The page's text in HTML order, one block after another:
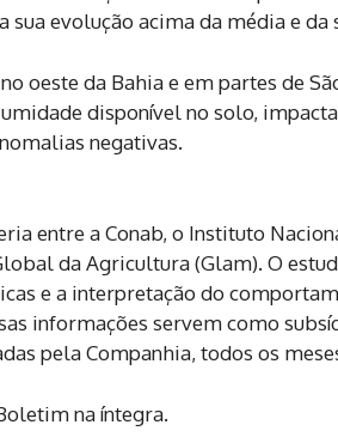
sua evolução acima da média e da
oeste da Bahia e em partes de
disponível no solo,
negativas.
entre a Conab, o Instituto
da Agricultura (Glam). O
e a interpretação do
informações servem como
pela Companhia, todos os
na íntegra.